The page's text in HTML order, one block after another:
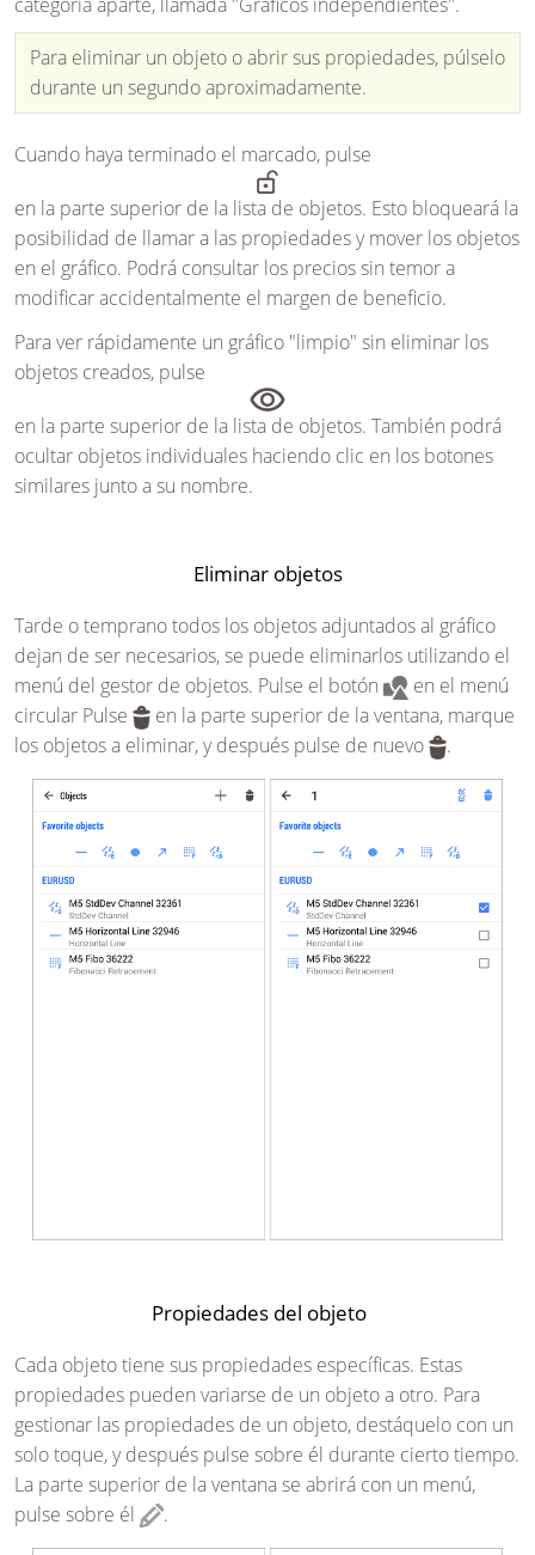
Para eliminar un objeto o abrir sus propiedades, púlselo
durante un segundo aproximadamente.
Cuando haya terminado el marcado, pulse
en la parte superior de la lista de objetos. Esto bloqueará la
posibilidad de llamar a las propiedades y mover los objetos
en el gráfico. Podrá consultar los precios sin temor a
modificar accidentalmente el margen de beneficio.
Para ver rápidamente un gráfico "limpio" sin eliminar los
objetos creados, pulse
en la parte superior de la lista de objetos. También podrá
ocultar objetos individuales haciendo clic en los botones
similares junto a su nombre.
Eliminar objetos
Tarde o temprano todos los objetos adjuntados al gráfico
dejan de ser necesarios, se puede eliminarlos utilizando el
menú del gestor de objetos. Pulse el botón
en el menú
circular Pulse
en la parte superior de la ventana, marque
los objetos a eliminar, y después pulse de nuevo
.
Propiedades del objeto
Cada objeto tiene sus propiedades específicas. Estas
propiedades pueden variarse de un objeto a otro. Para
gestionar las propiedades de un objeto, destáquelo con un
solo toque, y después pulse sobre él durante cierto tiempo.
La parte superior de la ventana se abrirá con un menú,
pulse sobre él
.